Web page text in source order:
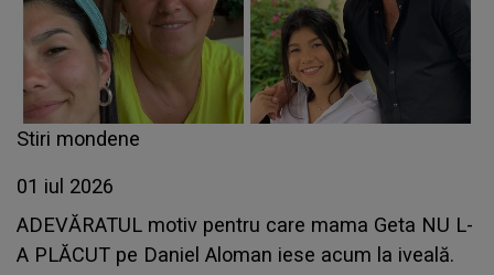
Stiri mondene
01 iul 2026
ADEVĂRATUL motiv pentru care mama Geta NU L-
A PLĂCUT pe Daniel Aloman iese acum la iveală.